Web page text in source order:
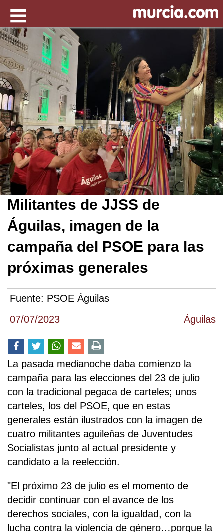
07/07/2023 Águilas
Militantes de JJSS de
Águilas, imagen de la
campaña del PSOE para las
próximas generales
Fuente: PSOE Águilas
La pasada medianoche daba comienzo la
campaña para las elecciones del 23 de julio
con la tradicional pegada de carteles; unos
carteles, los del PSOE, que en estas
generales están ilustrados con la imagen de
cuatro militantes aguileñas de Juventudes
Socialistas junto al actual presidente y
candidato a la reelección.
"El próximo 23 de julio es el momento de
decidir continuar con el avance de los
derechos sociales, con la igualdad, con la
lucha contra la violencia de género…porque la